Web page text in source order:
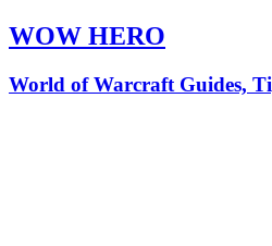
WOW HERO
World of Warcraft Guides,